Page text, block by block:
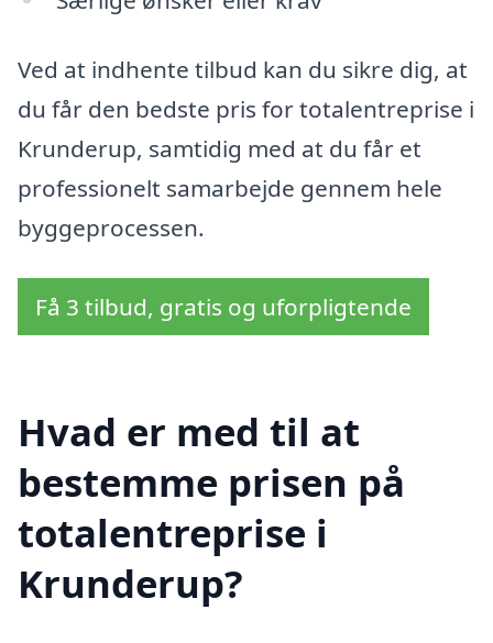
Ved at indhente tilbud kan du sikre dig, at
du får den bedste pris for totalentreprise i
Krunderup, samtidig med at du får et
professionelt samarbejde gennem hele
byggeprocessen.
Få 3 tilbud, gratis og uforpligtende
Hvad er med til at
bestemme prisen på
totalentreprise i
Krunderup?